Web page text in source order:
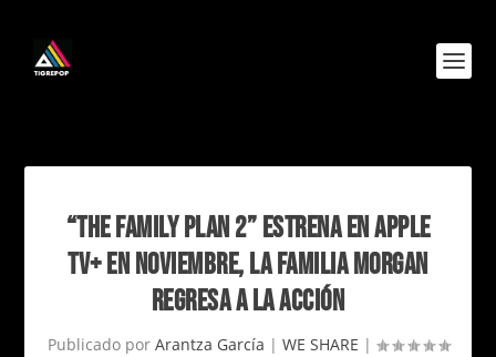
“THE FAMILY PLAN 2” ESTRENA EN APPLE
TV+ EN NOVIEMBRE, LA FAMILIA MORGAN
REGRESA A LA ACCIÓN
Publicado por Arantza García | WE SHARE |